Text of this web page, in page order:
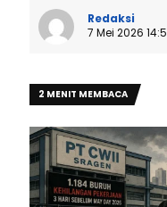
Redaksi
7 Mei 2026
2 MENIT MEMBACA